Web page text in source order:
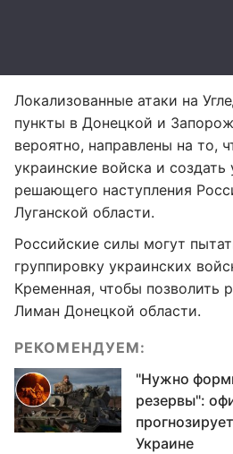
Локализованные атаки на
пункты в Донецкой и
вероятно, направлены на то,
украинские войска и создать
решающего наступления
Луганской области.
Российские силы могут
группировку украинских
Кременная, чтобы позволить
Лиман Донецкой области.
РЕКОМЕНДУЕМ:
"Нужно
резервы":
Украине